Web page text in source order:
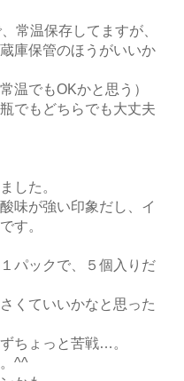
常温保存してますが、
庫保管のほうがいいか
温でもOKかと思う）
でもどちらでも大丈夫
した。
味が強い印象だし、イ
す。
パックで、５個入りだ
くていいかなと思った
ちょっと苦戦…。
^^